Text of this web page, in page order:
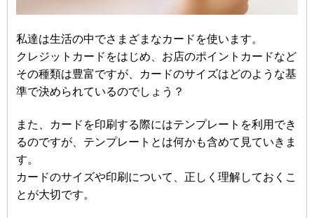
私達は生活の中でさまざまなカードを使います。
クレジットカードをはじめ、お店のポイントカードなど
その種類は豊富ですが、カードのサイズはどのような基
準で決められているのでしょう？
また、カードを印刷する際にはテンプレートを利用でき
るのですが、テンプレートとは何かも含めて見ていきま
す。
カードのサイズや印刷について、正しく理解しておくこ
とが大切です。